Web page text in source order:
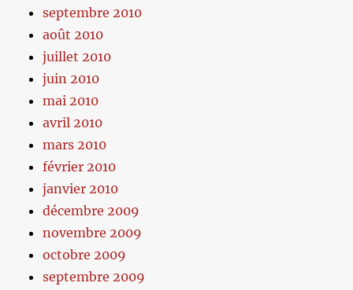
septembre 2010
août 2010
juillet 2010
juin 2010
mai 2010
avril 2010
mars 2010
février 2010
janvier 2010
décembre 2009
novembre 2009
octobre 2009
septembre 2009